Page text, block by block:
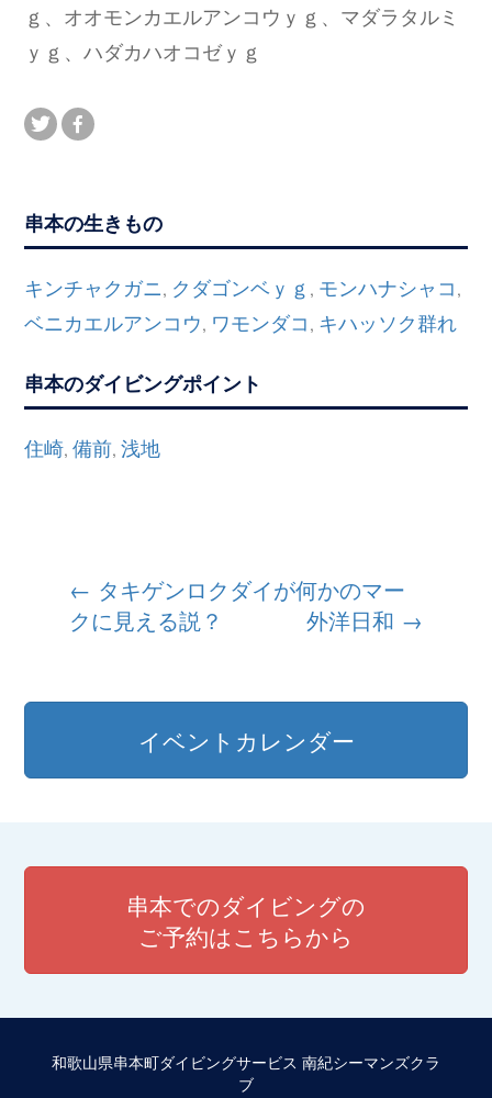
ｇ、オオモンカエルアンコウｙｇ、マダラタルミ
ｙｇ、ハダカハオコゼｙｇ
串本の生きもの
キンチャクガニ, クダゴンベｙｇ , モンハナシャコ ,
ベニカエルアンコウ, ワモンダコ , キハッソク群れ
串本のダイビングポイント
住崎,備前,浅地
ビ
ゲ
シ
← タキゲンロクダイが何かのマー
クに見える説？
外洋日和 →
イベントカレンダー
串本でのダイビングの
ご予約はこちらから
和歌山県串本町ダイビングサービス 南紀シーマンズクラ
ブ